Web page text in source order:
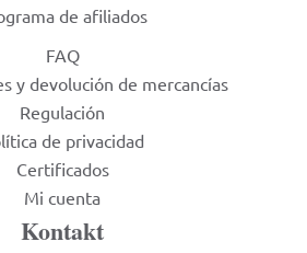
de afiliados
FAQ
y devolución de mercancías
Regulación
de privacidad
Certificados
Mi cuenta
Kontakt